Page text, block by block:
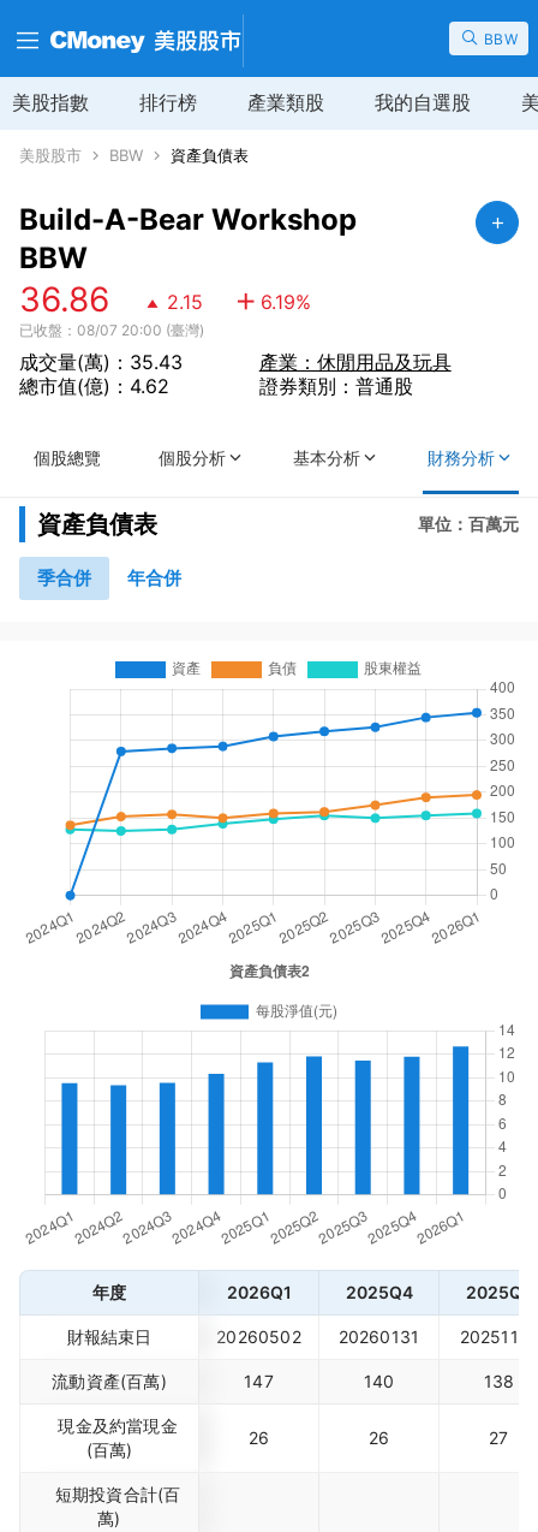
BBW
美股指數 排行榜 產業類股 我的自選股
美股股市 BBW 資產負債表
Build-A-Bear Workshop
BBW
36.86 2.15 6.19%
已收盤：08/07 20:00 (臺灣)
成交量(萬)：35.43
總市值(億)：4.62
產業：休閒用品及玩具
證券類別：普通股
個股總覽 個股分析 基本分析 財務分析
資產負債表 單位：百萬元
季合併 年合併
年度 2026Q1 2025Q4 2025Q3
財報結束日 20260502 20260131 20251101
流動資產(百萬) 147 140 138
現金及約當現金
(百萬)
26 26 27
短期投資合計(百
萬)